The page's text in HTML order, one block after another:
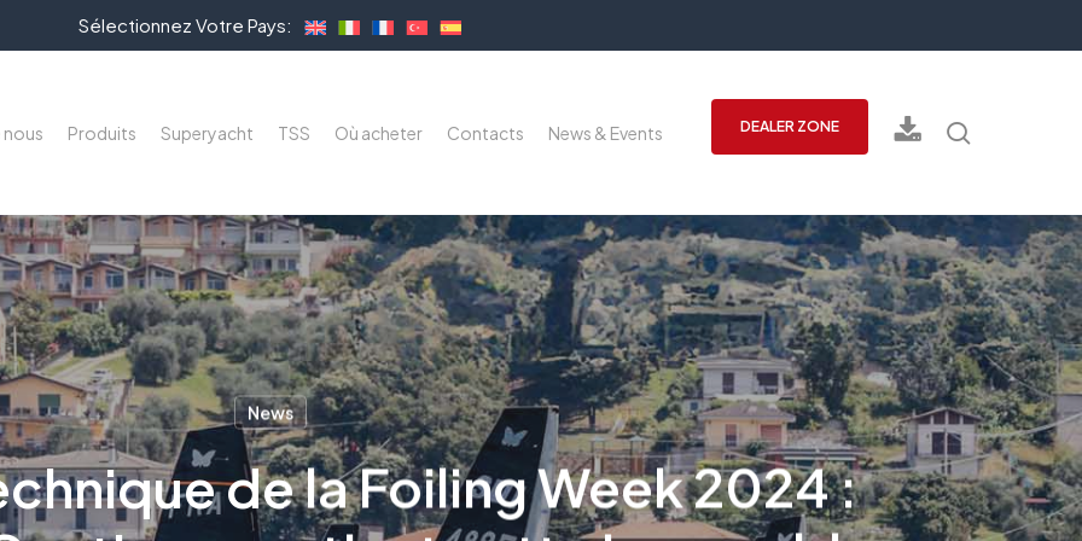
Sélectionnez Votre Pays:
nous Produits Superyacht TSS Où acheter Contacts News & Events DEALER ZONE
News
de la Foiling Week 2024 :